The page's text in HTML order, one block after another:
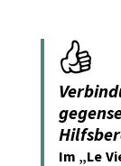
Im „Le